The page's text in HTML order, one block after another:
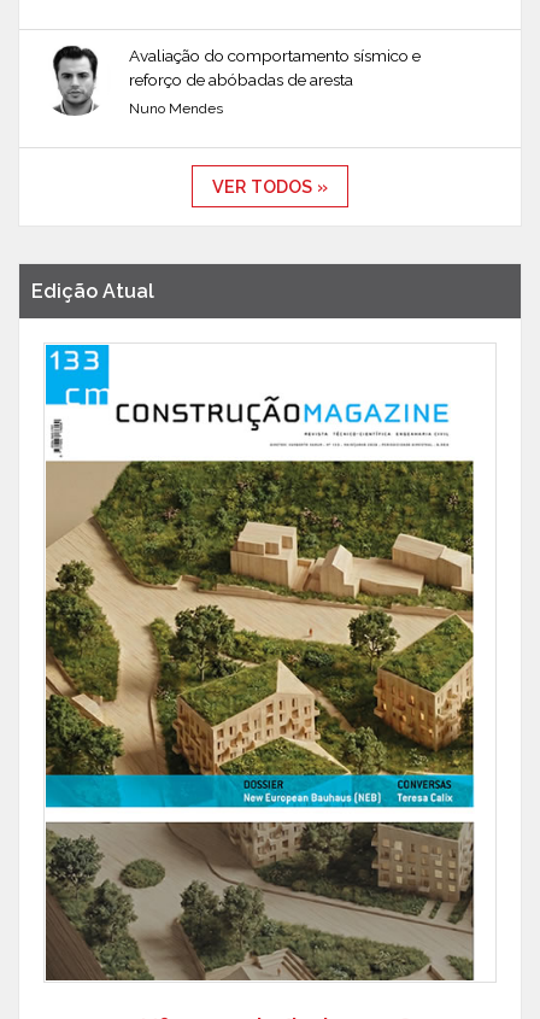
Avaliação do comportamento sísmico e
reforço de abóbadas de aresta
Nuno Mendes
VER TODOS »
Edição Atual